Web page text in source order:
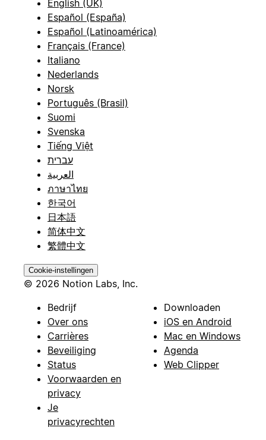
English (UK)
Español (España)
Español (Latinoamérica)
Français (France)
Italiano
Nederlands
Norsk
Português (Brasil)
Suomi
Svenska
Tiếng Việt
עברית
العربية
ภาษาไทย
한국어
日本語
简体中文
繁體中文
Cookie-instellingen
© 2026 Notion Labs, Inc.
Bedrijf
Over ons
Carrières
Beveiliging
Status
Voorwaarden en
privacy
Je
privacyrechten
Downloaden
iOS en Android
Mac en Windows
Agenda
Web Clipper